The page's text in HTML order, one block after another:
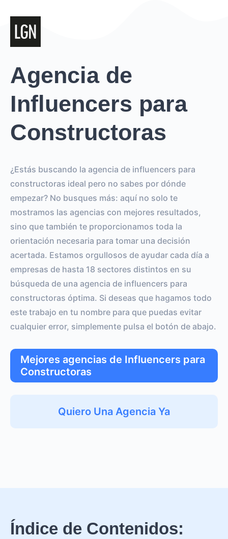
Agencia de
Influencers para
Constructoras
¿Estás buscando la agencia de influencers para
constructoras ideal pero no sabes por dónde
empezar? No busques más: aquí no solo te
mostramos las agencias con mejores resultados,
sino que también te proporcionamos toda la
orientación necesaria para tomar una decisión
acertada. Estamos orgullosos de ayudar cada día a
empresas de hasta 18 sectores distintos en su
búsqueda de una agencia de influencers para
constructoras óptima. Si deseas que hagamos todo
este trabajo en tu nombre para que puedas evitar
cualquier error, simplemente pulsa el botón de abajo.
Mejores agencias de Influencers para
Constructoras
Quiero Una Agencia Ya
Índice de Contenidos: